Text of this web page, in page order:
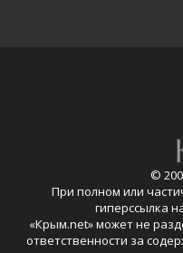
©
При полном или
гиперссылка
«Крым.net» может не
ответственности за